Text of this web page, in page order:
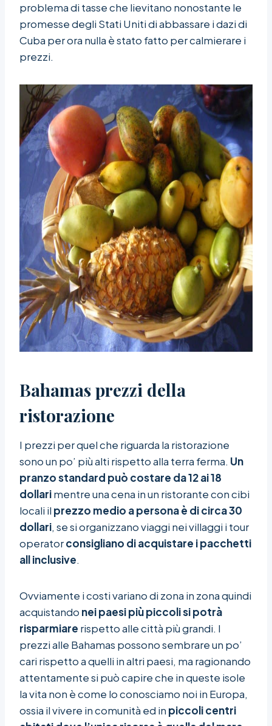
problema di tasse che lievitano nonostante le
promesse degli Stati Uniti di abbassare i dazi di
Cuba per ora nulla è stato fatto per calmierare i
prezzi.
Bahamas prezzi della
ristorazione
I prezzi per quel che riguarda la ristorazione
sono un po’ più alti rispetto alla terra ferma. Un
pranzo standard può costare da 12 ai 18
dollarimentre una cena in un ristorante con cibi
locali il prezzo medio a persona è di circa 30
dollari, se si organizzano viaggi nei villaggi i tour
operatorconsigliano di acquistare i pacchetti
all inclusive.
Ovviamente i costi variano di zona in zona quindi
acquistando nei paesi più piccoli si potrà
risparmiare rispetto alle città più grandi. I
prezzi alle Bahamas possono sembrare un po’
cari rispetto a quelli in altri paesi, ma ragionando
attentamente si può capire che in queste isole
la vita non è come lo conosciamo noi in Europa,
ossia il vivere in comunità ed in piccoli centri